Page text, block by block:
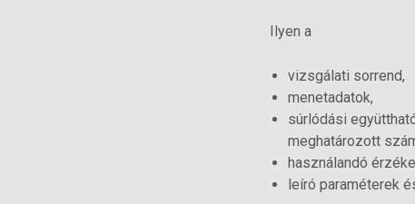
Ilyen a
vizsgálati sorrend,
menetadatok,
súrlódási
meghatározott
használandó
leíró paraméterek